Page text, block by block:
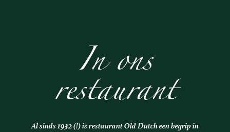
In ons
restaurant
Al sinds 1932 (!) is restaurant Old Dutch een begrip in